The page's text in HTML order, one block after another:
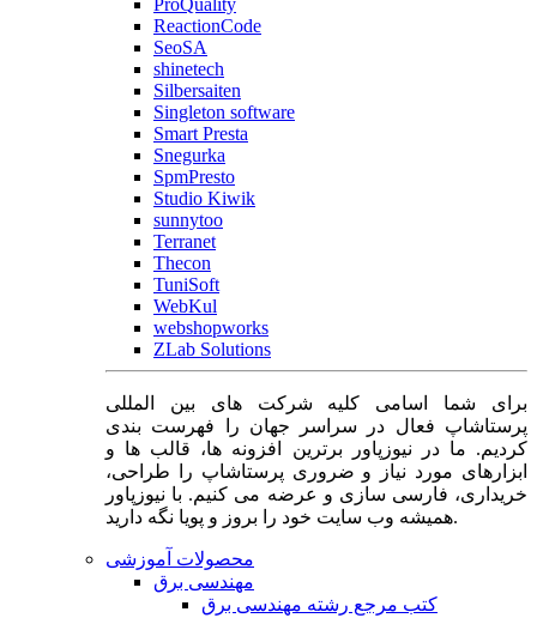
ReactionCode
SeoSA
shinetech
Silbersaiten
Singleton software
Smart Presta
Snegurka
SpmPresto
Studio Kiwik
sunnytoo
Terranet
Thecon
TuniSoft
WebKul
webshopworks
ZLab Solutions
برای شما اسامی کلیه شرکت های بین المللی
پرستاشاپ فعال در سراسر جهان را فهرست بندی
کردیم. ما در نیوزپاور برترین افزونه ها، قالب ها و
ابزارهای مورد نیاز و ضروری پرستاشاپ را طراحی،
خریداری، فارسی سازی و عرضه می کنیم. با نیوزپاور
همیشه وب سایت خود را بروز و پویا نگه دارید.
محصولات آموزشی
مهندسی برق
کتب مرجع رشته مهندسی برق